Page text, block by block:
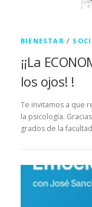
BIENESTAR /
¡¡La
los ojos! !
Te invitamos a que
la psicología.
grados de la